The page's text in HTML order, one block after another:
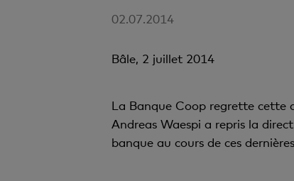
02.07.2014
Bâle, 2 juillet 2014
La Banque Coop regrette cette
Andreas Waespi a repris la
banque au cours de ces